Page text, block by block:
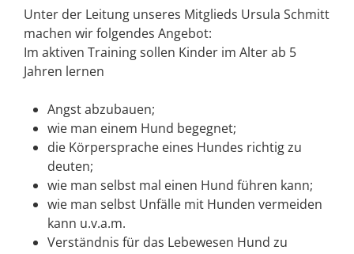
Unter der Leitung unseres Mitglieds Ursula Schmitt
machen wir folgendes Angebot:
Im aktiven Training sollen Kinder im Alter ab 5
Jahren lernen
Angst abzubauen;
wie man einem Hund begegnet;
die Körpersprache eines Hundes richtig zu
deuten;
wie man selbst mal einen Hund führen kann;
wie man selbst Unfälle mit Hunden vermeiden
kann u.v.a.m.
Verständnis für das Lebewesen Hund zu